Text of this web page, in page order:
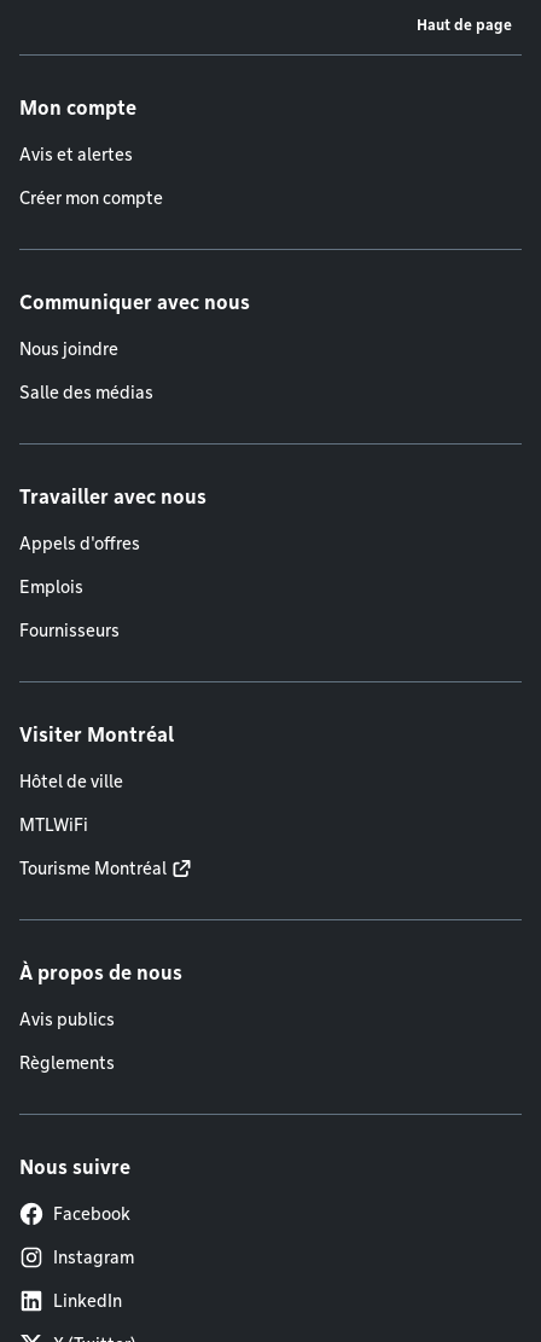
Haut de page
Mon compte
Avis et alertes
Créer mon compte
Communiquer avec nous
Nous joindre
Salle des médias
Travailler avec nous
Appels d'offres
Emplois
Fournisseurs
Visiter Montréal
Hôtel de ville
MTLWiFi
Tourisme Montréal
À propos de nous
Avis publics
Règlements
Nous suivre
Facebook
Instagram
LinkedIn